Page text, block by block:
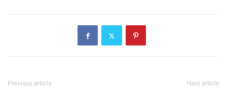
Previous article Next article